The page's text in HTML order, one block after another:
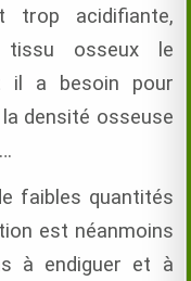
trop acidifiante,
tissu osseux le
il a besoin pour
densité osseuse
faibles quantités
est néanmoins
à endiguer et à